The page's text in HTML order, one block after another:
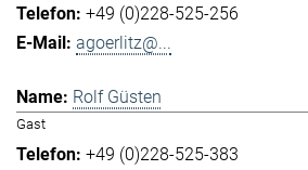
+49 (0)228-525-256
agoerlitz@...
Rolf Güsten
Gast
+49 (0)228-525-383